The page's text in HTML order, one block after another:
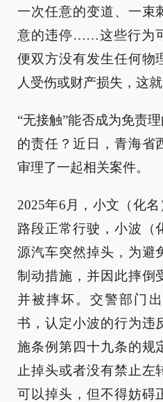
一次任意的变道、一束
意的违停……这些行为
便双方没有发生任何物
人受伤或财产损失，这
“无接触”能否成为免责
的责任？近日，青海省
审理了一起相关案件。
2025年6月，小文（化
路段正常行驶，小波（
源汽车突然掉头，为避
制动措施，并因此摔倒
并被摔坏。交警部门
书，认定小波的行为违
施条例第四十九条的规
止掉头或者没有禁止左
可以掉头，但不得妨碍